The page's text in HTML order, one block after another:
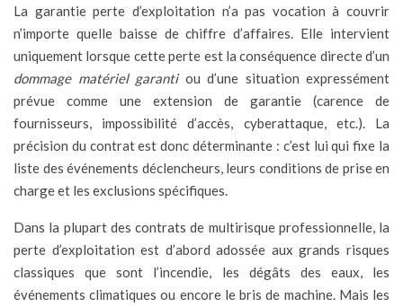
La garantie perte d’exploitation n’a pas vocation à couvrir
n’importe quelle baisse de chiffre d’affaires. Elle intervient
uniquement lorsque cette perte est la conséquence directe d’un
dommage matériel garantiou d’une situation expressément
prévue comme une extension de garantie (carence de
fournisseurs, impossibilité d’accès, cyberattaque, etc.). La
précision du contrat est donc déterminante : c’est lui qui fixe la
liste des événements déclencheurs, leurs conditions de prise en
charge et les exclusions spécifiques.
Dans la plupart des contrats de multirisque professionnelle, la
perte d’exploitation est d’abord adossée aux grands risques
classiques que sont l’incendie, les dégâts des eaux, les
événements climatiques ou encore le bris de machine. Mais les